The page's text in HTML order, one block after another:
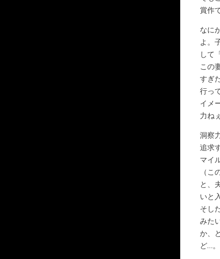
賞作
なに
よ。
して
この
すぎ
行っ
イメ
力ね
洞察
追求
マイ
（
と、
いと
そし
みた
か、
ど…。